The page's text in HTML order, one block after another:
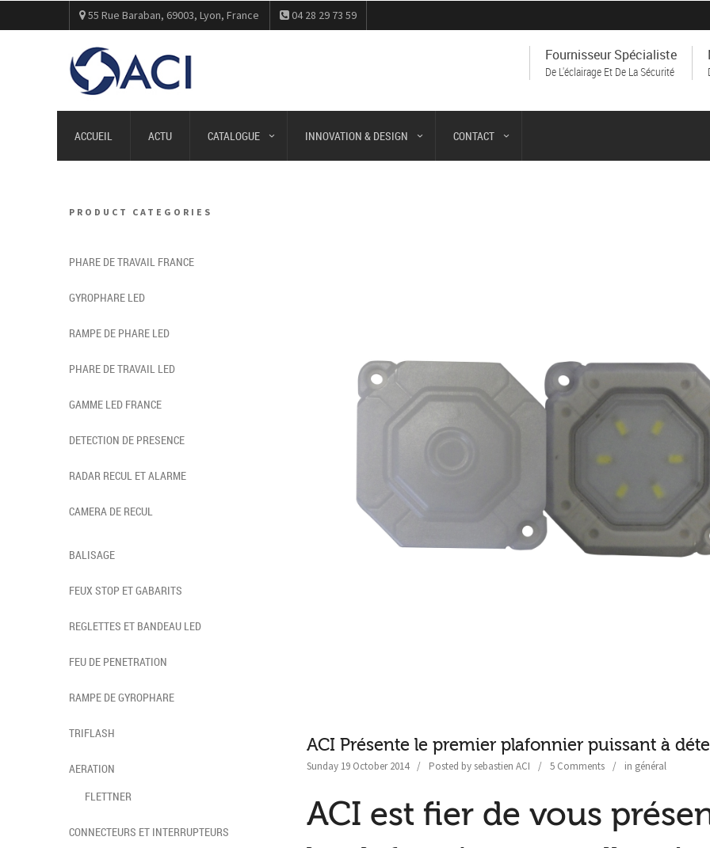
55 Rue Baraban, 69003, Lyon, France 04 28 29 73 59
Fournisseur Spécialiste
De L'éclairage Et De La Sécurité
ACCUEIL ACTU CATALOGUE INNOVATION & DESIGN CONTACT
ACI Présente le premier plafonnier puissant à
Sunday 19 October 2014 Posted by sebastien ACI 5 Comments in général
ACI est fier de vous
PRODUCT CATEGORIES
PHARE DE TRAVAIL FRANCE
GYROPHARE LED
RAMPE DE PHARE LED
PHARE DE TRAVAIL LED
GAMME LED FRANCE
DETECTION DE PRESENCE
RADAR RECUL ET ALARME
CAMERA DE RECUL
BALISAGE
FEUX STOP ET GABARITS
REGLETTES ET BANDEAU LED
FEU DE PENETRATION
RAMPE DE GYROPHARE
TRIFLASH
AERATION
FLETTNER
CONNECTEURS ET INTERRUPTEURS